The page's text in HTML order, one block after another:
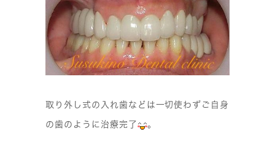
取り外し式の入れ歯などは一切使わずご自身
の歯のように治療完了 。